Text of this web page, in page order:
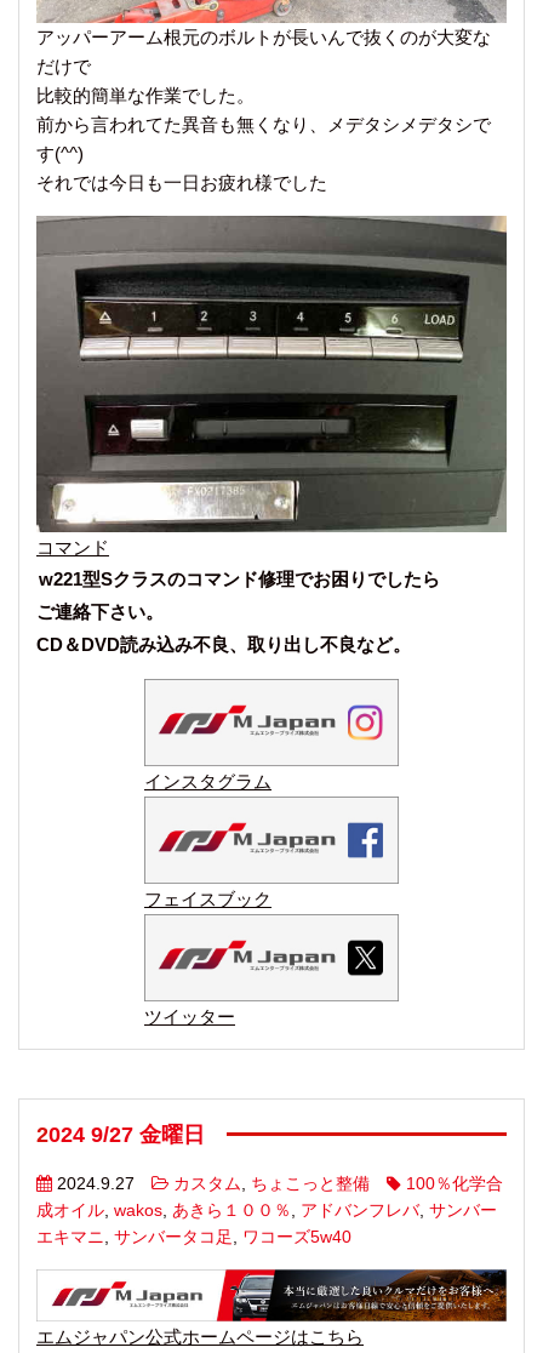
アッパーアーム根元のボルトが長いんで抜くのが大変な
だけで
比較的簡単な作業でした。
前から言われてた異音も無くなり、メデタシメデタシで
す(^^)
それでは今日も一日お疲れ様でした
コマンド
w221型Sクラスのコマンド修理でお困りでしたら
ご連絡下さい。
CD＆DVD読み込み不良、取り出し不良など。
インスタグラム
フェイスブック
ツイッター
2024 9/27 金曜日
2024.9.27 カスタム ちょこっと整備
100％化学合
成オイル wakos あきら１００％ アドバンフレバ, サンバー
エキマニ
サンバータコ足 ワコーズ5w40
エムジャパン公式ホームページはこちら